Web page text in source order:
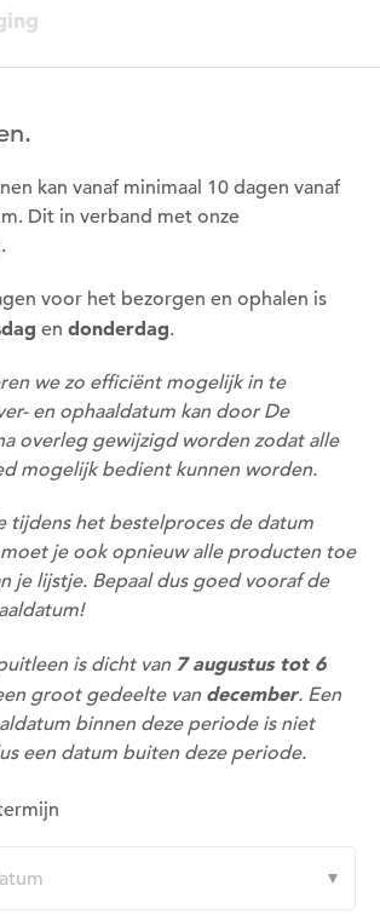
kan vanaf minimaal 10 dagen vanaf
Dit in verband met onze
voor het bezorgen en ophalen is
en donderdag.
we zo efficiënt mogelijk in te
en ophaaldatum kan door De
overleg gewijzigd worden zodat alle
mogelijk bedient kunnen worden.
tijdens het bestelproces de datum
moet je ook opnieuw alle producten toe
je lijstje. Bepaal dus goed vooraf de
is dicht van 7 augustus tot 6
groot gedeelte van december. Een
binnen deze periode is niet
een datum buiten deze periode.
op te slaan moet je ingelogd zijn.
te kunnen lenen moet je ingelogd